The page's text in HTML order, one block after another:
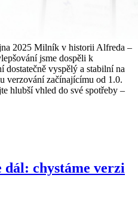
2025 Milník v historii Alfreda –
jsme dospěli k
vyspělý a stabilní na
verzování začínajícímu od 1.0.
hlubší vhled do své spotřeby –
chystáme verzi